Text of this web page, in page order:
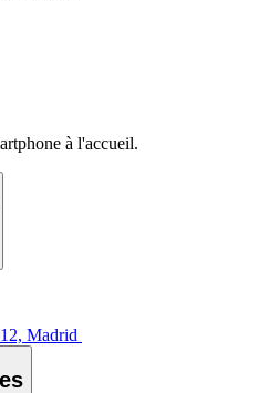
à l'accueil.
Madrid